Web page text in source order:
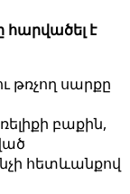
է
թռչող սարքը
բաքին,
հետևանքով